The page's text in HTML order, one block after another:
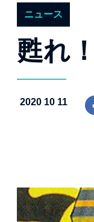
ニュース
甦れ
2020 10 11